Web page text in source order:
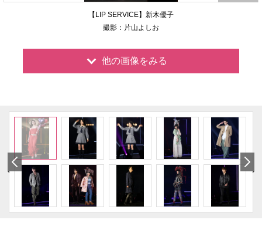
【LIP SERVICE】新木優子
撮影：片山よしお
他の画像をみる